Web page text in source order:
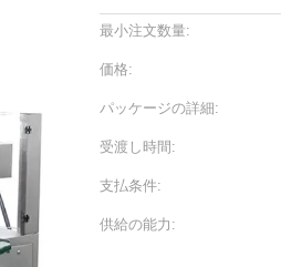
最小注文数量:
価格:
パッケージの詳細:
受渡し時間:
支払条件:
供給の能力: